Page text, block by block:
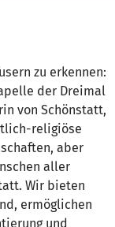
zu erkennen:
der Dreimal
von Schönstatt,
religiöse
aber
aller
Wir bieten
ermöglichen
und